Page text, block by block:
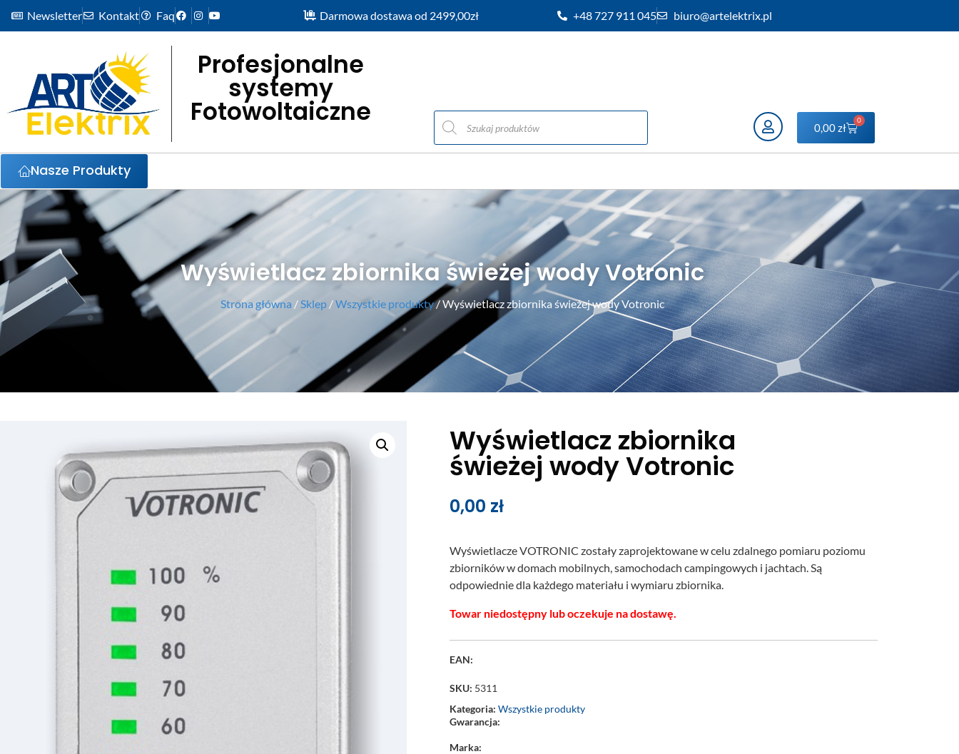
Newsletter Kontakt Faq Darmowa dostawa od 2499,00zł +48 727 911 045 biuro@artelektrix.pl
Profesjonalne
systemy
Fotowoltaiczne 0,00zł
0
Nasze Produkty
Wyświetlacz zbiornika świeżej wody Votronic
Strona główna /Sklep /Wszystkie produkty/ Wyświetlacz zbiornika świeżej wody Votronic
Wyświetlacz zbiornika
świeżej wody Votronic
0,00 zł
Wyświetlacze VOTRONIC zostały zaprojektowane w celu zdalnego pomiaru poziomu
zbiorników w domach mobilnych, samochodach campingowych i jachtach. Są
odpowiednie dla każdego materiału i wymiaru zbiornika.
Towar niedostępny lub oczekuje na dostawę.
EAN:
SKU: 5311
Kategoria:Wszystkie produkty
Gwarancja:
Marka: